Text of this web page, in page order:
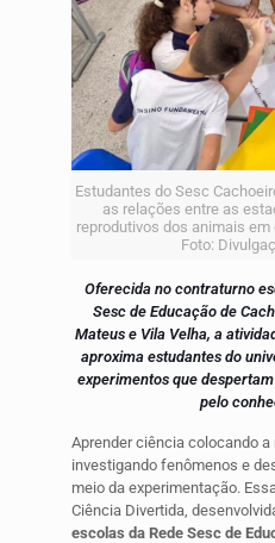
Estudantes do Sesc
as relações entre as
reprodutivos dos animais
Foto:
Oferecida no contraturno
Sesc de Educação de
Mateus e Vila Velha, a
aproxima estudantes do
experimentos que
pelo
Aprender ciência colocando a
investigando fenômenos e
meio da experimentação.
Ciência Divertida,
escolas da Rede Sesc de